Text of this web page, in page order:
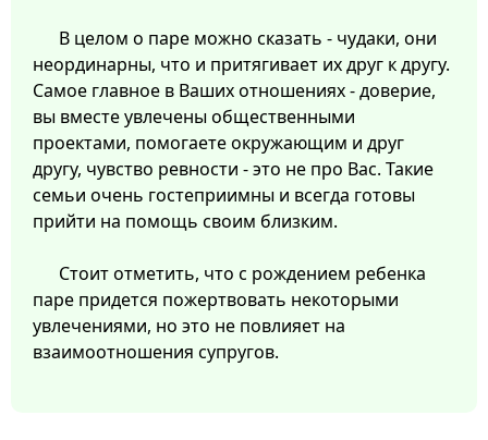
В целом о паре можно сказать - чудаки, они
неординарны, что и притягивает их друг к другу.
Самое главное в Ваших отношениях - доверие,
вы вместе увлечены общественными
проектами, помогаете окружающим и друг
другу, чувство ревности - это не про Вас. Такие
семьи очень гостеприимны и всегда готовы
прийти на помощь своим близким.
Стоит отметить, что с рождением ребенка
паре придется пожертвовать некоторыми
увлечениями, но это не повлияет на
взаимоотношения супругов.